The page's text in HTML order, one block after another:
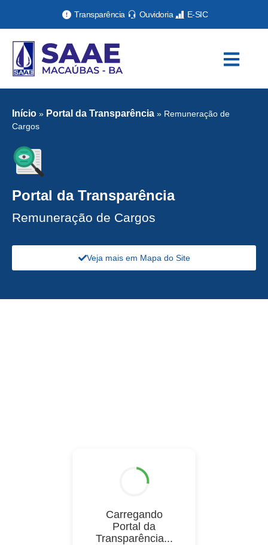
Transparência Ouvidoria E-SIC
Início » Portal da Transparência » Remuneração de
Cargos
Portal da Transparência
Remuneração de Cargos
Veja mais em Mapa do Site
Carregando
Portal da
Transparência...